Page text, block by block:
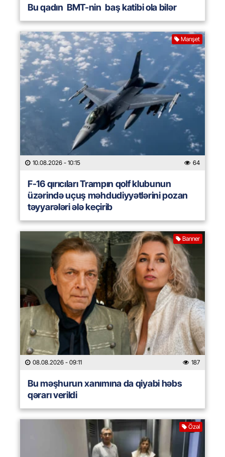
Bu qadın BMT-nin baş katibi ola bilər
Manşet
10.08.2026 - 10:15 64
F-16 qırıcıları Trampın qolf klubunun
üzərində uçuş məhdudiyyətlərini pozan
təyyarələri ələ keçirib
Banner
08.08.2026 - 09:11 187
Bu məşhurun xanımına da qiyabi həbs
qərarı verildi
Özəl